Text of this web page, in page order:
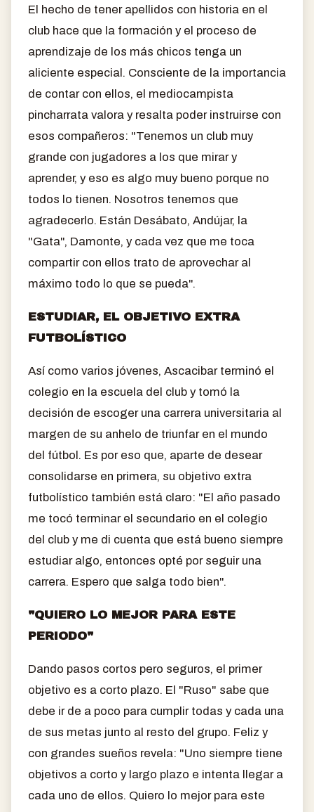
El hecho de tener apellidos con historia en el
club hace que la formación y el proceso de
aprendizaje de los más chicos tenga un
aliciente especial. Consciente de la importancia
de contar con ellos, el mediocampista
pincharrata valora y resalta poder instruirse con
esos compañeros: "Tenemos un club muy
grande con jugadores a los que mirar y
aprender, y eso es algo muy bueno porque no
todos lo tienen. Nosotros tenemos que
agradecerlo. Están Desábato, Andújar, la
"Gata", Damonte, y cada vez que me toca
compartir con ellos trato de aprovechar al
máximo todo lo que se pueda".
ESTUDIAR, EL OBJETIVO EXTRA
FUTBOLÍSTICO
Así como varios jóvenes, Ascacibar terminó el
colegio en la escuela del club y tomó la
decisión de escoger una carrera universitaria al
margen de su anhelo de triunfar en el mundo
del fútbol. Es por eso que, aparte de desear
consolidarse en primera, su objetivo extra
futbolístico también está claro: "El año pasado
me tocó terminar el secundario en el colegio
del club y me di cuenta que está bueno siempre
estudiar algo, entonces opté por seguir una
carrera. Espero que salga todo bien".
"QUIERO LO MEJOR PARA ESTE
PERIODO"
Dando pasos cortos pero seguros, el primer
objetivo es a corto plazo. El "Ruso" sabe que
debe ir de a poco para cumplir todas y cada una
de sus metas junto al resto del grupo. Feliz y
con grandes sueños revela: "Uno siempre tiene
objetivos a corto y largo plazo e intenta llegar a
cada uno de ellos. Quiero lo mejor para este